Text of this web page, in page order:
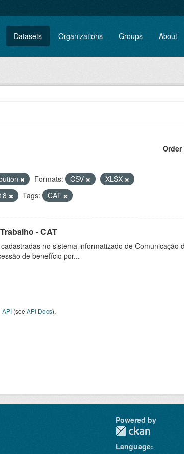
Datasets Organizations Groups About
Formats: CSV
XLSX
Tags: CAT
- CAT
no sistema informatizado de Comunicação
de benefício por...
API (see API Docs).
Powered by
Language